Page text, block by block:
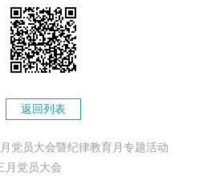
返回列表
党员大会暨纪律教育月专题活动
月党员大会